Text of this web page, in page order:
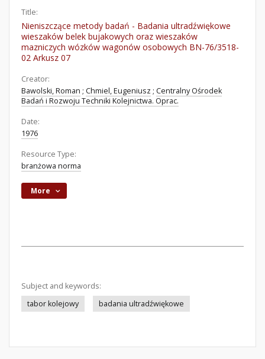
Title:
Nieniszczące metody badań - Badania ultradźwiękowe
wieszaków belek bujakowych oraz wieszaków
mazniczych wózków wagonów osobowych BN-76/3518-
02 Arkusz 07
Creator:
Bawolski, Roman ; Chmiel, Eugeniusz ; Centralny Ośrodek
Badań i Rozwoju Techniki Kolejnictwa. Oprac.
Date:
1976
Resource Type:
branżowa norma
More
Subject and keywords:
tabor kolejowy
badania ultradźwiękowe